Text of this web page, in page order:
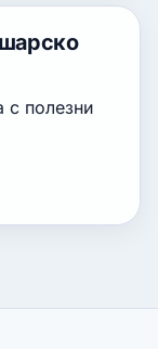
с полезни